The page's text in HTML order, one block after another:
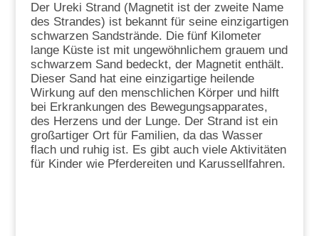
Der Ureki Strand (Magnetit ist der zweite Name
des Strandes) ist bekannt für seine einzigartigen
schwarzen Sandstrände. Die fünf Kilometer
lange Küste ist mit ungewöhnlichem grauem und
schwarzem Sand bedeckt, der Magnetit enthält.
Dieser Sand hat eine einzigartige heilende
Wirkung auf den menschlichen Körper und hilft
bei Erkrankungen des Bewegungsapparates,
des Herzens und der Lunge. Der Strand ist ein
großartiger Ort für Familien, da das Wasser
flach und ruhig ist. Es gibt auch viele Aktivitäten
für Kinder wie Pferdereiten und Karussellfahren.